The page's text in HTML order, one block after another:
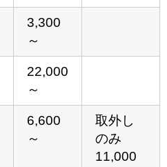
3,300
～
22,000
～
6,600
～
取外し
のみ
11,000